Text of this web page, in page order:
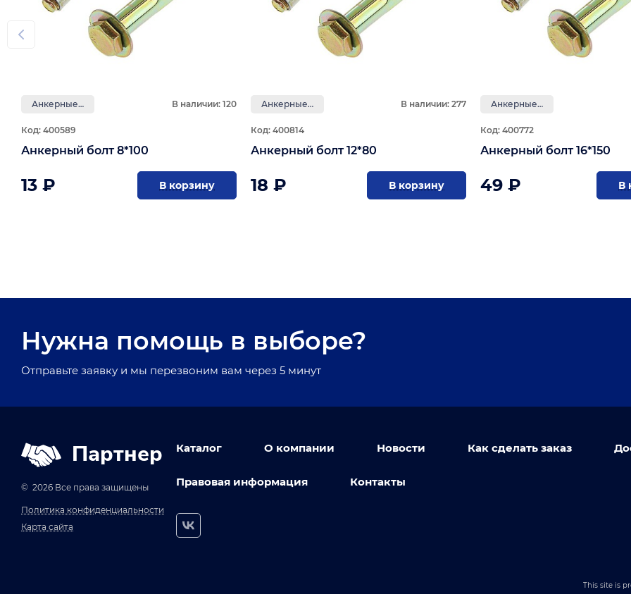
Анкерные болты В наличии: 120
Код: 400589
Анкерный болт 8*100
13 ₽ В корзину
Анкерные болты В наличии: 277
Код: 400814
Анкерный болт 12*80
18 ₽ В корзину
Анкерные болты
Код: 400772
Анкерный болт 16*150
49 ₽ В
Нужна помощь в выборе?
Отправьте заявку и мы перезвоним вам через 5 минут
Партнер
© 2026 Все права защищены
Политика конфиденциальности
Карта сайта
Каталог О компании Новости Как сделать заказ
Правовая информация Контакты
This site is